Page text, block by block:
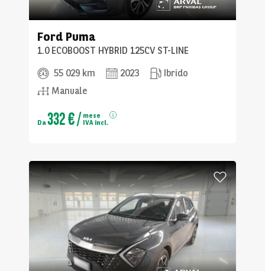
Ford Puma
1.0 ECOBOOST HYBRID 125CV ST-LINE
55 029 km
2023
Ibrido
Manuale
Da332 €/ mese
IVA incl.